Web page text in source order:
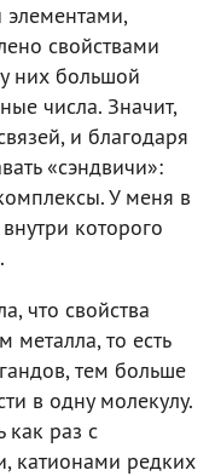
свойствами
них большой
числа. Значит,
и благодаря
«сэндвичи»:
У меня в
которого
что свойства
металла, то есть
тем больше
в одну молекулу.
раз с
катионами редких